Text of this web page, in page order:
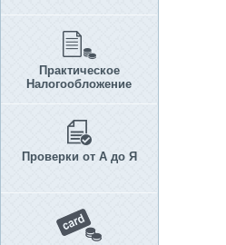
Практическое
Налогообложение
Проверки от А до Я